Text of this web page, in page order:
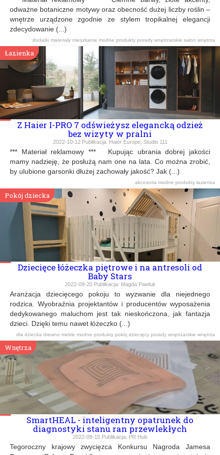
odważne botaniczne motywy oraz obecność dużej liczby roślin –
wnętrze urządzone zgodnie ze stylem tropikalnej elegancji
zdecydowanie (...)
dodatki materiały mieszkanie modne produkty porady wnętrzarskie salon wnętrza
Łazienka
Z Haier I-PRO 7 odświeżysz elegancką odzież
bez wizyty w pralni
2022-10-12Publikacja: Haier Europe; Studio 111
*** Materiał reklamowy *** Kupując ubrania dobrej jakości
mamy nadzieję, że posłużą nam one na lata. Co można zrobić,
by ulubione garsonki dłużej zachowały jakość? Jak (...)
akcesoria modne produkty łazienka
Pokój dziecka
Dziecięce łóżeczka piętrowe i na antresoli od
Baby Stars
2022-09-20Publikacja: Magda Pawluk
Aranżacja dziecięcego pokoju to wyzwanie dla niejednego
rodzica. Wyobraźnia projektantów i producentów wyposażenia
dedykowanego maluchom jest tak nieskończona, jak fantazja
dzieci. Dzięki temu nawet łóżeczko (...)
dla dziecka drewno meble modne produkty pokój dziecięcy porady wnętrzarskie wnętrza
Wnętrza
SmartHEAL - inteligentny opatrunek do
diagnostyki stanu ran przewlekłych
2022-09-15 Publikacja: PR Hub
Tegoroczny krajowy zwycięzca Konkursu Nagroda Jamesa